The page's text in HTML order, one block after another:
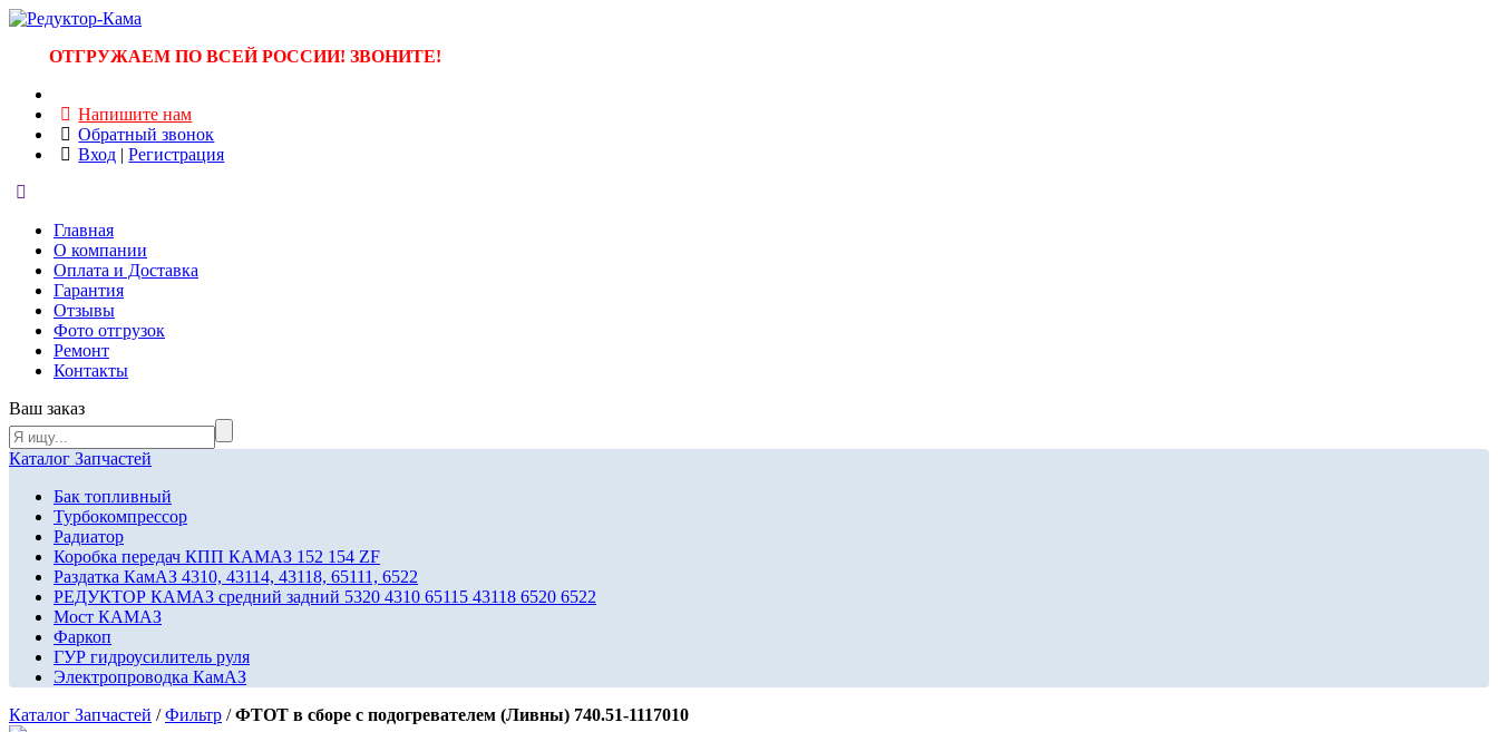
ОТГРУЖАЕМ ПО ВСЕЙ РОССИИ! ЗВОНИТЕ!
Напишите нам
Обратный звонок
Вход |Регистрация
Главная
О компании
Оплата и Доставка
Гарантия
Отзывы
Фото отгрузок
Ремонт
Контакты
Ваш заказ
Каталог Запчастей
Бак топливный
Турбокомпрессор
Радиатор
Коробка передач КПП КАМАЗ 152 154 ZF
Раздатка КамАЗ 4310, 43114, 43118, 65111, 6522
РЕДУКТОР КАМАЗ средний задний 5320 4310 65115 43118 6520 6522
Мост КАМАЗ
Фаркоп
ГУР гидроусилитель руля
Электропроводка КамАЗ
Каталог Запчастей /Фильтр /ФТОТ в сборе с подогревателем (Ливны) 740.51-1117010